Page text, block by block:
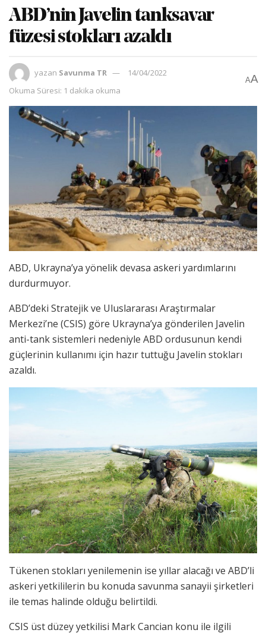
ABD’nin Javelin tanksavar
füzesi stokları azaldı
yazan Savunma TR
14/04/2022
Okuma Süresi: 1 dakika okuma
AA
ABD, Ukrayna’ya yönelik devasa askeri yardımlarını
durdurmuyor.
ABD’deki Stratejik ve Uluslararası Araştırmalar
Merkezi’ne (CSIS) göre Ukrayna’ya gönderilen Javelin
anti-tank sistemleri nedeniyle ABD ordusunun kendi
güçlerinin kullanımı için hazır tuttuğu Javelin stokları
azaldı.
Tükenen stokları yenilemenin ise yıllar alacağı ve ABD’li
askeri yetkililerin bu konuda savunma sanayii şirketleri
ile temas halinde olduğu belirtildi.
CSIS üst düzey yetkilisi Mark Cancian konu ile ilgili